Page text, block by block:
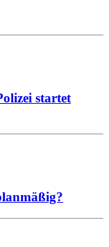
startet